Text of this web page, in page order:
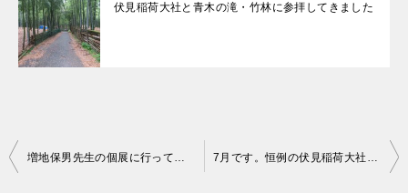
伏見稲荷大社と青木の滝・竹林に参拝してきました
投
増地保男先生の個展に行ってきました 7月です。恒例の伏見稲荷大社青木の滝の参拝してきました